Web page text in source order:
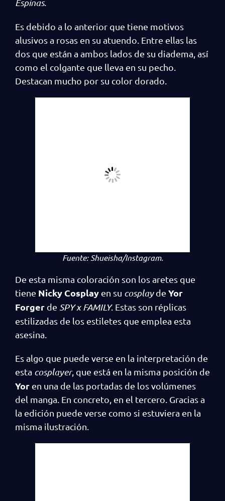
Espinas
Es debido a lo anterior que tiene motivos
alusivos a rosas en su atuendo. Entre ellas las
dos que están a ambos lados de su diadema, así
como el colgante que lleva en su pecho.
Destacan mucho por su color dorado.
Fuente:Shueisha/Instagram.
De esta misma coloración son los aretes que
tiene Nicky Cosplay en su cosplayde Yor
Forger de SPY x FAMILY. Estas son réplicas
estilizadas de los estiletes que emplea esta
asesina.
Es algo que puede verse en la interpretación de
esta cosplayer, que está en la misma posición de
Yor en una de las portadas de los volúmenes
del manga. En concreto, en el tercero. Gracias a
la edición puede verse como si estuviera en la
misma ilustración.